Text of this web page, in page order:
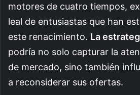
motores de cuatro tiempos,
leal de entusiastas que han
este renacimiento. La
podría no solo capturar la
de mercado, sino también
a reconsiderar sus ofertas.